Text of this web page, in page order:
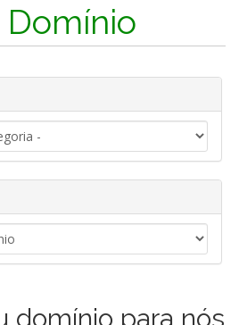
domínio para nós